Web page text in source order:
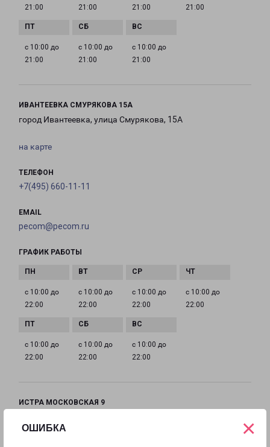
ОШИБКА ×
21:00
21:00
21:00
21:00
с 10:00 до
21:00
с 10:00 до
21:00
с 10:00 до
21:00
ИВАНТЕЕВКА СМУРЯКОВА 15А
город Ивантеевка, улица Смурякова, 15А
на карте
ТЕЛЕФОН
+7(495) 660-11-11
EMAIL
pecom@pecom.ru
ГРАФИК РАБОТЫ
с 10:00 до
22:00
с 10:00 до
22:00
с 10:00 до
22:00
с 10:00 до
22:00
с 10:00 до
22:00
с 10:00 до
22:00
с 10:00 до
22:00
ИСТРА МОСКОВСКАЯ 9